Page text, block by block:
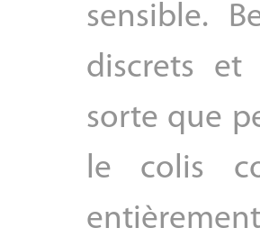
sensible.
discrets et
sorte que
le colis